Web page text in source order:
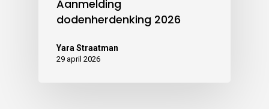
Aanmelding
dodenherdenking 2026
Yara Straatman
29 april 2026